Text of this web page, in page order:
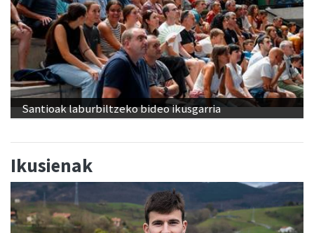
Santioak laburbiltzeko bideo ikusgarria
Ikusienak